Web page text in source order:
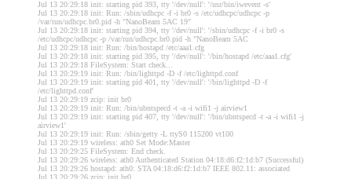
Jul 13 20:29:18 init: starting pid 393, tty '/dev/null': '/usr/bin/iwevent -s'
Jul 13 20:29:18 init: Run: /sbin/udhcpc -f -i br0 -s /etc/udhcpc/udhcpc -p
/var/run/udhcpc.br0.pid -h "NanoBeam 5AC 19"
Jul 13 20:29:18 init: starting pid 394, tty '/dev/null': '/sbin/udhcpc -f -i br0 -s
/etc/udhcpc/udhcpc -p /var/run/udhcpc.br0.pid -h "NanoBeam 5AC
Jul 13 20:29:18 init: Run: /bin/hostapd /etc/aaa1.cfg
Jul 13 20:29:18 init: starting pid 395, tty '/dev/null': '/bin/hostapd /etc/aaa1.cfg'
Jul 13 20:29:18 FileSystem: Start check...
Jul 13 20:29:19 init: Run: /bin/lighttpd -D -f /etc/lighttpd.conf
Jul 13 20:29:19 init: starting pid 401, tty '/dev/null': '/bin/lighttpd -D -f
/etc/lighttpd.conf'
Jul 13 20:29:19 zcip: init br0
Jul 13 20:29:19 init: Run: /bin/ubntspecd -t -a -i wifi1 -j airview1
Jul 13 20:29:19 init: starting pid 407, tty '/dev/null': '/bin/ubntspecd -t -a -i wifi1 -j
airview1'
Jul 13 20:29:19 init: Run: /sbin/getty -L ttyS0 115200 vt100
Jul 13 20:29:19 wireless: ath0 Set Mode:Master
Jul 13 20:29:25 FileSystem: End check.
Jul 13 20:29:26 wireless: ath0 Authenticated Station 04:18:d6:f2:1d:b7 (Successful)
Jul 13 20:29:26 hostapd: ath0: STA 04:18:d6:f2:1d:b7 IEEE 802.11: associated
Jul 13 20:29:26 zcip: init br0